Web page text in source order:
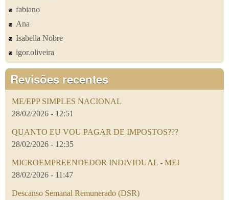
fabiano
Ana
Isabella Nobre
igor.oliveira
Revisões recentes
ME/EPP SIMPLES NACIONAL
28/02/2026 - 12:51
QUANTO EU VOU PAGAR DE IMPOSTOS???
28/02/2026 - 12:35
MICROEMPREENDEDOR INDIVIDUAL - MEI
28/02/2026 - 11:47
Descanso Semanal Remunerado (DSR)